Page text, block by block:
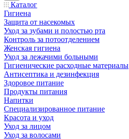
Каталог
Гигиена
Защита от насекомых
Уход за зубами и полостью рта
Контроль за потоотделением
Женская гигиена
Уход за лежачими больными
Гигиенические расходные материалы
Антисептика и дезинфекция
Здоровое питание
Продукты питания
Напитки
Специализированное питание
Красота и уход
Уход за лицом
Уход за волосами